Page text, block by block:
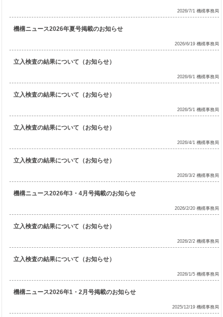
2026/7/1 機構事務局
機構ニュース2026年夏号掲載のお知らせ
2026/6/19 機構事務局
立入検査の結果について（お知らせ）
2026/6/1 機構事務局
立入検査の結果について（お知らせ）
2026/5/1 機構事務局
立入検査の結果について（お知らせ）
2026/4/1 機構事務局
立入検査の結果について（お知らせ）
2026/3/2 機構事務局
機構ニュース2026年3・4月号掲載のお知らせ
2026/2/20 機構事務局
立入検査の結果について（お知らせ）
2026/2/2 機構事務局
立入検査の結果について（お知らせ）
2026/1/5 機構事務局
機構ニュース2026年1・2月号掲載のお知らせ
2025/12/19 機構事務局